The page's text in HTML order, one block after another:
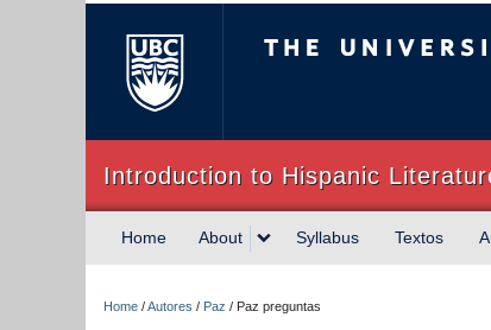
Introduction to Hispanic
Home About Syllabus Textos
Home /Autores / Paz / Paz preguntas